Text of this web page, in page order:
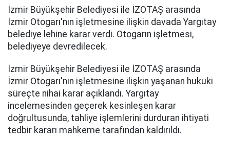
İzmir Büyükşehir Belediyesi ile İZOTAŞ arasında
İzmir Otogarı'nın işletmesine ilişkin davada Yargıtay
belediye lehine karar verdi. Otogarın işletmesi,
belediyeye devredilecek.
İzmir Büyükşehir Belediyesi ile İZOTAŞ arasında
İzmir Otogarı'nın işletmesine ilişkin yaşanan hukuki
süreçte nihai karar açıklandı. Yargıtay
incelemesinden geçerek kesinleşen karar
doğrultusunda, tahliye işlemlerini durduran ihtiyati
tedbir kararı mahkeme tarafından kaldırıldı.